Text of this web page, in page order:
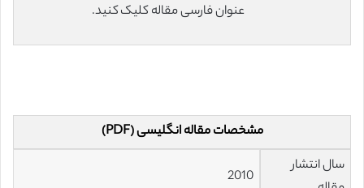
عنوان فارسی مقاله کلیک کنید.
مشخصات مقاله انگلیسی (PDF)
سال انتشار
2010